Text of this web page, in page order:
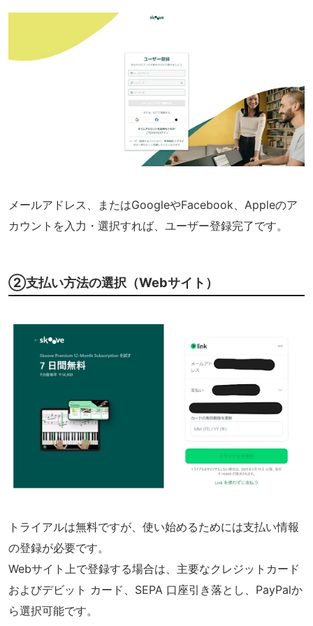
メールアドレス、またはGoogleやFacebook、Appleのア
カウントを入力・選択すれば、ユーザー登録完了です。
②支払い方法の選択（Webサイト）
トライアルは無料ですが、使い始めるためには支払い情報
の登録が必要です。
Webサイト上で登録する場合は、主要なクレジットカード
およびデビット カード、SEPA 口座引き落とし、PayPalか
ら選択可能です。